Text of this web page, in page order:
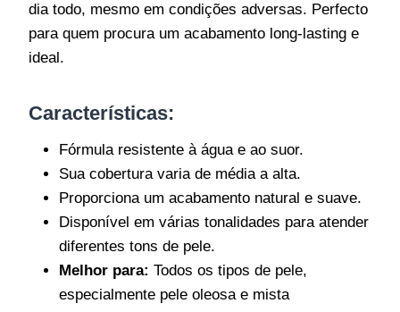
dia todo, mesmo em condições adversas. Perfecto
para quem procura um acabamento long-lasting e
ideal.
Características:
Fórmula resistente à água e ao suor.
Sua cobertura varia de média a alta.
Proporciona um acabamento natural e suave.
Disponível em várias tonalidades para atender
diferentes tons de pele.
Melhor para: Todos os tipos de pele,
especialmente pele oleosa e mista